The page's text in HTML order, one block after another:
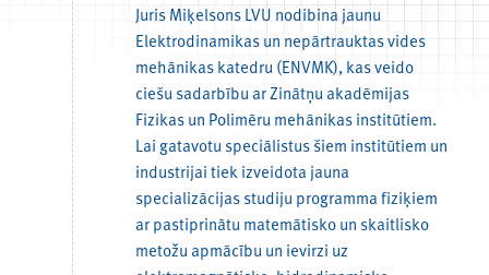
Juris Miķelsons LVU nodibina jaunu
Elektrodinamikas un nepārtrauktas vides
mehānikas katedru (ENVMK), kas veido
ciešu sadarbību ar Zinātņu akadēmijas
Fizikas un Polimēru mehānikas institūtiem.
Lai gatavotu speciālistus šiem institūtiem un
industrijai tiek izveidota jauna
specializācijas studiju programma fiziķiem
ar pastiprinātu matemātisko un skaitlisko
metožu apmācību un ievirzi uz